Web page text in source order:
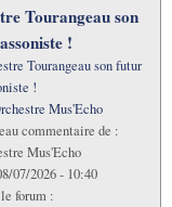
Tourangeau son
!
Tourangeau son futur
!
Mus'Echo
commentaire de :
Mus'Echo
07/2026 - 10:40
forum :